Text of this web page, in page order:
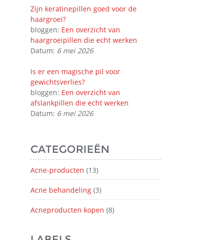
Zijn keratinepillen goed voor de
haargroei?
bloggen: Een overzicht van
haargroeipillen die echt werken
Datum: 6 mei 2026
Is er een magische pil voor
gewichtsverlies?
bloggen: Een overzicht van
afslankpillen die echt werken
Datum: 6 mei 2026
CATEGORIEËN
Acne-producten (13)
Acne behandeling(3)
Acneproducten kopen (8)